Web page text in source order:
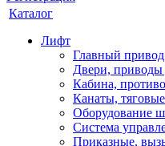
Каталог
Лифт
Главный привод
Двери, приводы
Кабина,
Канаты,
Оборудование
Система
Приказные,